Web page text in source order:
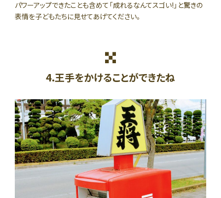
パワーアップできたことも含めて「成れるなんてスゴい!」と驚きの
表情を子どもたちに見せてあげてください。
4.王手をかけることができたね